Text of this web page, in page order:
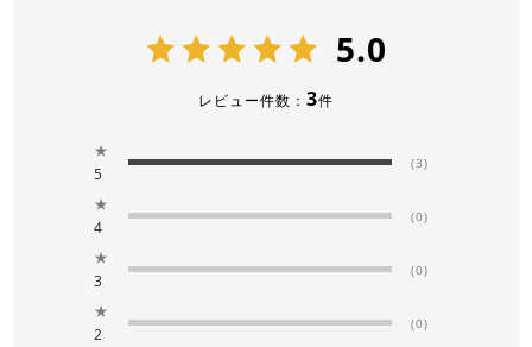
5.0
レビュー件数： 3件
★
5
(3)
★
4
(0)
★
3
(0)
★
2
(0)